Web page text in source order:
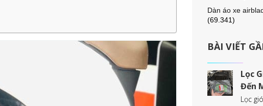
Dàn áo xe
(69.341)
BÀI VIẾT
Lọc
Đến
Lọc